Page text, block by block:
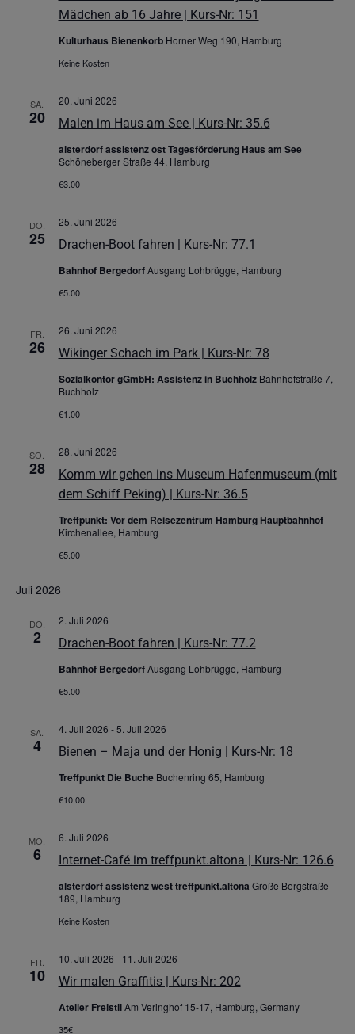
Mädchen ab 16 Jahre | Kurs-Nr: 151
Kulturhaus Bienenkorb Horner Weg 190, Hamburg
Keine Kosten
SA.
20 Malen im Haus am See | Kurs-Nr: 35.6
20. Juni 2026
alsterdorf assistenz ost Tagesförderung Haus am See
Schöneberger Straße 44, Hamburg
€3.00
DO.
25 Drachen-Boot fahren | Kurs-Nr: 77.1
25. Juni 2026
Bahnhof BergedorfAusgang Lohbrügge, Hamburg
€5.00
FR.
26 Wikinger Schach im Park | Kurs-Nr: 78
26. Juni 2026
Sozialkontor gGmbH: Assistenz in Buchholz Bahnhofstraße 7,
Buchholz
€1.00
SO.
28
Komm wir gehen ins Museum Hafenmuseum (mit
dem Schiff Peking) | Kurs-Nr: 36.5
28. Juni 2026
Treffpunkt: Vor dem Reisezentrum Hamburg Hauptbahnhof
Kirchenallee, Hamburg
€5.00
Juli 2026
DO.
2 Drachen-Boot fahren | Kurs-Nr: 77.2
2. Juli 2026
Bahnhof BergedorfAusgang Lohbrügge, Hamburg
€5.00
SA.
4 Bienen – Maja und der Honig | Kurs-Nr: 18
4. Juli 2026 -5. Juli 2026
Treffpunkt Die Buche Buchenring 65, Hamburg
€10.00
MO.
6 Internet-Café im treffpunkt.altona | Kurs-Nr: 126.6
6. Juli 2026
alsterdorf assistenz west treffpunkt.altona Große Bergstraße
189, Hamburg
Keine Kosten
FR.
10 Wir malen Graffitis | Kurs-Nr: 202
10. Juli 2026 - 11. Juli 2026
Atelier FreistilAm Veringhof 15-17, Hamburg, Germany
35€